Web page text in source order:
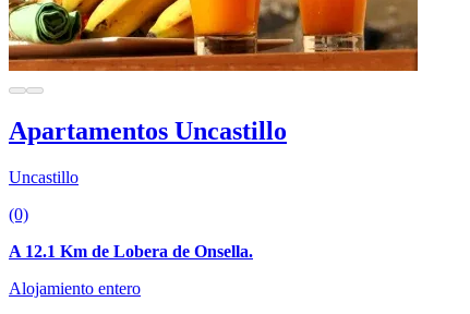
Apartamentos Uncastillo
Uncastillo
(0)
A 12.1 Km de Lobera de Onsella.
Alojamiento entero